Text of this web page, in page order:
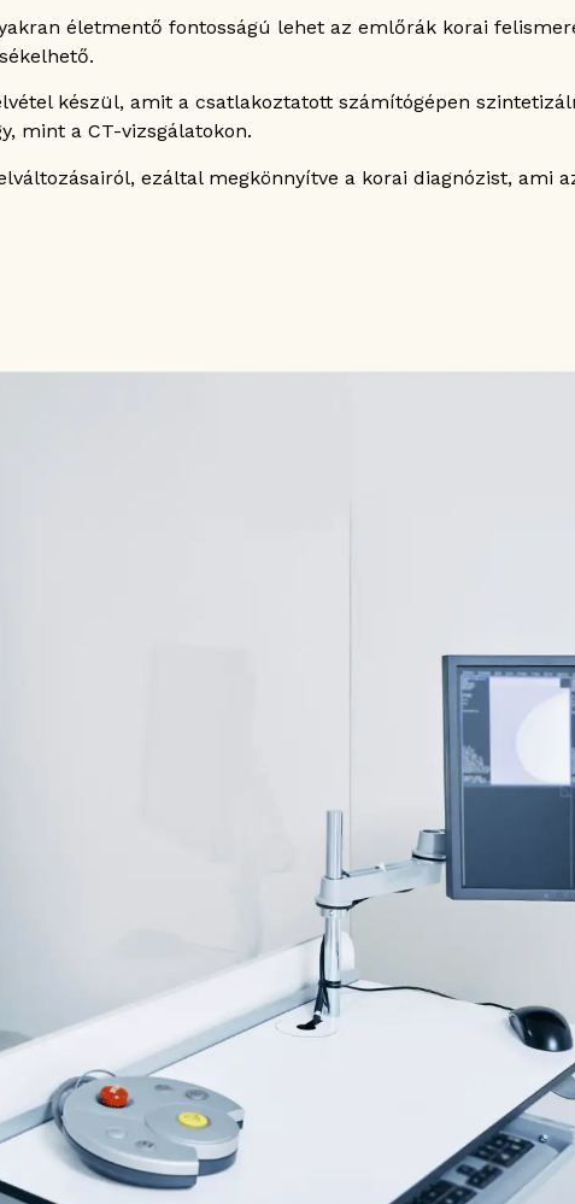
életmentő fontosságú lehet az emlőrák korai
készül, amit a csatlakoztatott számítógépen
mint a CT-vizsgálatokon.
ezáltal megkönnyítve a korai diagnózist, ami